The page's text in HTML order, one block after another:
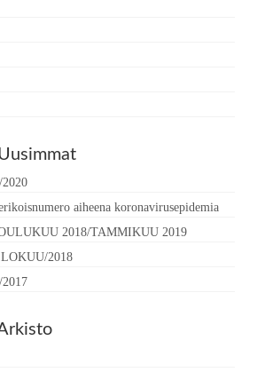
aiheena koronavirusepidemia
2018/TAMMIKUU 2019
2018